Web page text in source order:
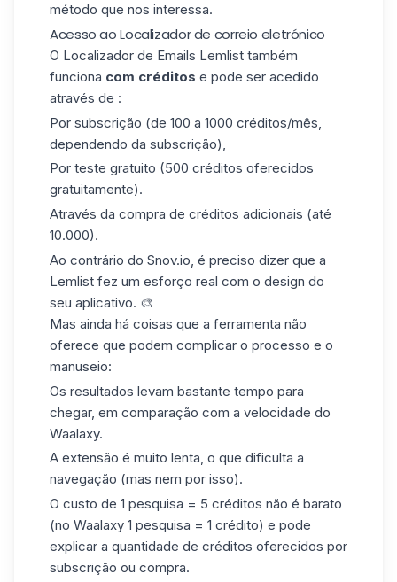
método que nos interessa.
Acesso ao Localizador de correio eletrónico
O Localizador de Emails Lemlist também
funciona com créditos e pode ser acedido
através de :
Por subscrição (de 100 a 1000 créditos/mês,
dependendo da subscrição),
Por teste gratuito (500 créditos oferecidos
gratuitamente).
Através da compra de créditos adicionais (até
10.000).
Ao contrário do Snov.io, é preciso dizer que a
Lemlist fez um esforço real com o design do
seu aplicativo. 🎨
Mas ainda há coisas que a ferramenta não
oferece que podem complicar o processo e o
manuseio:
Os resultados levam bastante tempo para
chegar, em comparação com a velocidade do
Waalaxy.
A extensão é muito lenta, o que dificulta a
navegação (mas nem por isso).
O custo de 1 pesquisa = 5 créditos não é barato
(no Waalaxy 1 pesquisa = 1 crédito) e pode
explicar a quantidade de créditos oferecidos por
subscrição ou compra.